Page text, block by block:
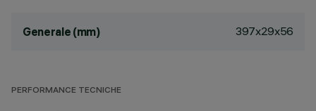
Generale (mm) 397x29x56
PERFORMANCE TECNICHE